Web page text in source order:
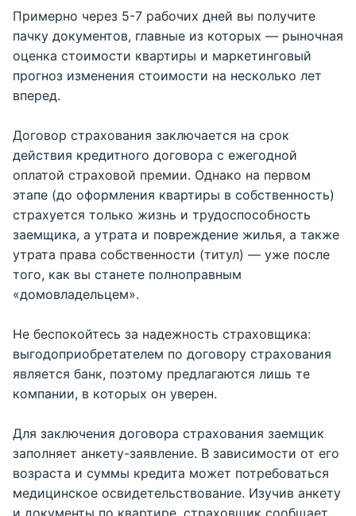
Примерно через 5-7 рабочих дней вы получите
пачку документов, главные из которых — рыночная
оценка стоимости квартиры и маркетинговый
прогноз изменения стоимости на несколько лет
вперед.
Договор страхования заключается на срок
действия кредитного договора с ежегодной
оплатой страховой премии. Однако на первом
этапе (до оформления квартиры в собственность)
страхуется только жизнь и трудоспособность
заемщика, а утрата и повреждение жилья, а также
утрата права собственности (титул) — уже после
того, как вы станете полноправным
«домовладельцем».
Не беспокойтесь за надежность страховщика:
выгодоприобретателем по договору страхования
является банк, поэтому предлагаются лишь те
компании, в которых он уверен.
Для заключения договора страхования заемщик
заполняет анкету-заявление. В зависимости от его
возраста и суммы кредита может потребоваться
медицинское освидетельствование. Изучив анкету